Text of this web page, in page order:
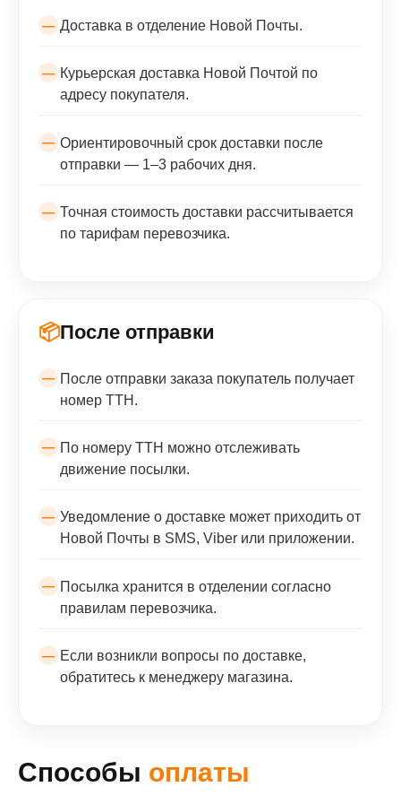
Доставка в отделение Новой Почты.
Курьерская доставка Новой Почтой по
адресу покупателя.
Ориентировочный срок доставки после
отправки — 1–3 рабочих дня.
Точная стоимость доставки рассчитывается
по тарифам перевозчика.
📦После отправки
После отправки заказа покупатель получает
номер ТТН.
По номеру ТТН можно отслеживать
движение посылки.
Уведомление о доставке может приходить от
Новой Почты в SMS, Viber или приложении.
Посылка хранится в отделении согласно
правилам перевозчика.
Если возникли вопросы по доставке,
обратитесь к менеджеру магазина.
Способы оплаты